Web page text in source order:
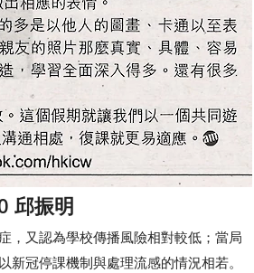
邱振明
又認為學校傳播風險相對較低；當局
冠停課機制與處理流感的情況相若。